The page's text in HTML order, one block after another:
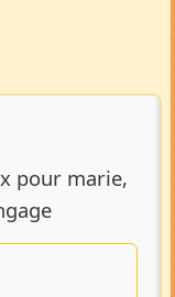
pour marie,